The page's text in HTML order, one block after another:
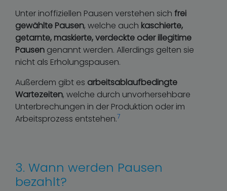
Unter inoffiziellen Pausen verstehen sich frei
gewählte Pausen, welche auch kaschierte,
getarnte, maskierte, verdeckte oder illegitime
Pausen genannt werden. Allerdings gelten sie
nicht als Erholungspausen.
Außerdem gibt es arbeitsablaufbedingte
Wartezeiten, welche durch unvorhersehbare
Unterbrechungen in der Produktion oder im
Arbeitsprozess entstehen.7
3. Wann werden Pausen
bezahlt?